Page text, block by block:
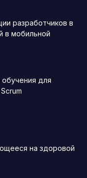
разработчиков в
в мобильной
для
на здоровой